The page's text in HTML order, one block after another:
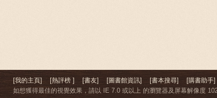
[我的主頁] [熱評榜 ] [書友] [圖書館資訊] [書本搜尋]
[購書助手]
如想獲得最佳的視覺效果，請以 IE 7.0 或以上 的瀏覽器及屏幕解像度